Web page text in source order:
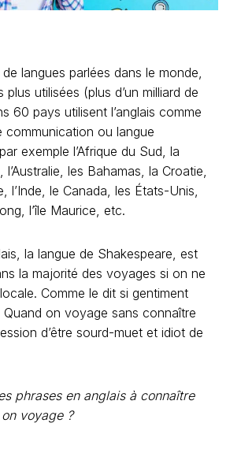
langues parlées dans le monde,
plus utilisées (plus d’un milliard de
60 pays utilisent l’anglais comme
communication ou langue
exemple l’Afrique du Sud, la
l’Australie, les Bahamas, la Croatie,
l’Inde, le Canada, les États-Unis,
l’île Maurice, etc.
la langue de Shakespeare, est
la majorité des voyages si on ne
Comme le dit si gentiment
Quand on voyage sans connaître
d’être sourd-muet et idiot de
phrases en anglais à connaître
voyage ?